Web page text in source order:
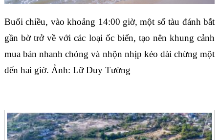
Buổi chiều, vào khoảng 14:00 giờ, một số tàu đánh bắt
gần bờ trở về với các loại ốc biển, tạo nên khung cảnh
mua bán nhanh chóng và nhộn nhịp kéo dài chừng một
đến hai giờ. Ảnh: Lữ Duy Tường